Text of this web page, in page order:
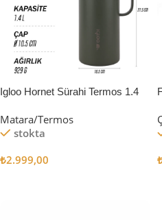
Igloo Hornet Sürahi Termos 1.4
Matara/Termos
stokta
₺2.999,00